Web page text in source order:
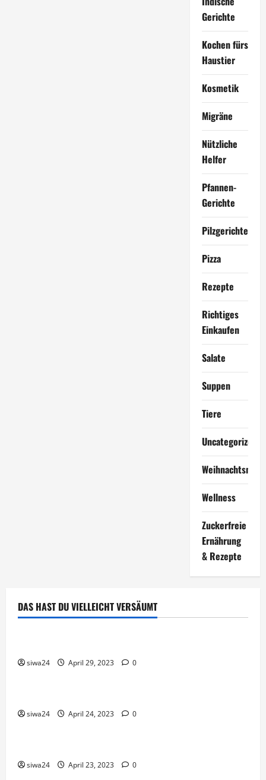
Gerichte
Kochen fürs
Haustier
Kosmetik
Migräne
Nützliche
Helfer
Pfannen-
Gerichte
Pilzgerichte
Pizza
Rezepte
Richtiges
Einkaufen
Salate
Suppen
Tiere
Uncategorized
Wellness
Zuckerfreie
Ernährung
& Rezepte
DAS HAST DU VIELLEICHT VERSÄUMT
Brot & Brötchen
siwa24 April 29, 2023 0
Pfannen-Gerichte Rezepte
siwa24 April 24, 2023 0
Brot & Brötchen
siwa24 April 23, 2023 0
Brot & Brötchen